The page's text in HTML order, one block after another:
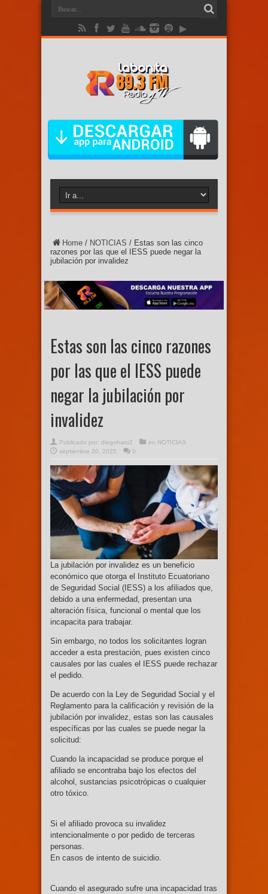
Home / NOTICIAS / Estas son las cinco
razones por las que el IESS puede negar la
jubilación por invalidez
Estas son las cinco razones
por las que el IESS puede
negar la jubilación por
invalidez
Publicado por: diegoharo2 en NOTICIAS
septiembre 20, 2025
0
La jubilación por invalidez es un beneficio
económico que otorga el Instituto Ecuatoriano
de Seguridad Social (IESS) a los afiliados que,
debido a una enfermedad, presentan una
alteración física, funcional o mental que los
incapacita para trabajar.
Sin embargo, no todos los solicitantes logran
acceder a esta prestación, pues existen cinco
causales por las cuales el IESS puede rechazar
el pedido.
De acuerdo con la Ley de Seguridad Social y el
Reglamento para la calificación y revisión de la
jubilación por invalidez, estas son las causales
específicas por las cuales se puede negar la
solicitud:
Cuando la incapacidad se produce porque el
afiliado se encontraba bajo los efectos del
alcohol, sustancias psicotrópicas o cualquier
otro tóxico.
Si el afiliado provoca su invalidez
intencionalmente o por pedido de terceras
personas.
En casos de intento de suicidio.
Cuando el asegurado sufre una incapacidad tras